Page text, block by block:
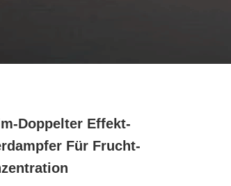
Doppelter Effekt-
Für Frucht-